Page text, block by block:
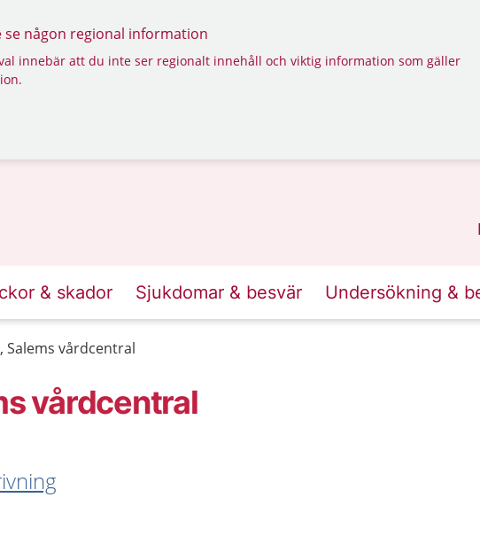
se någon regional information
innebär att du inte ser regionalt innehåll och viktig information som gäller
& skador Sjukdomar & besvär Undersökning &
Salems vårdcentral
vårdcentral